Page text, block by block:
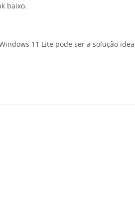
baixo.
11 Lite pode ser a solução